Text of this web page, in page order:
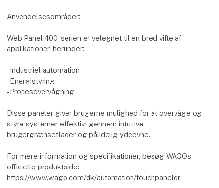
Anvendelsesområder:
Web Panel 400-serien er velegnet til en bred vifte af
applikationer, herunder:
-Industriel automation
-Energistyring
-Procesovervågning
Disse paneler giver brugerne mulighed for at overvåge og
styre systemer effektivt gennem intuitive
brugergrænseflader og pålidelig ydeevne.
For mere information og specifikationer, besøg WAGOs
officielle produktside:
https://www.wago.com/dk/automation/touchpaneler